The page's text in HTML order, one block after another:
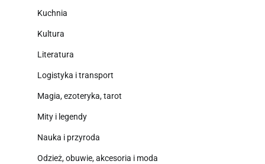
Kuchnia
Kultura
Literatura
Logistyka i transport
Magia, ezoteryka, tarot
Mity i legendy
Nauka i przyroda
Odzież, obuwie, akcesoria i moda